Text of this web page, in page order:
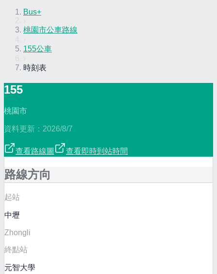
Bus+
桃園市公車路線
155公車
時刻表
155
桃園市
資料更新： 2026/8/7
查看路線圖 查看即時到站時間
路線方向
起站
中壢
Zhongli
終點站
元智大學